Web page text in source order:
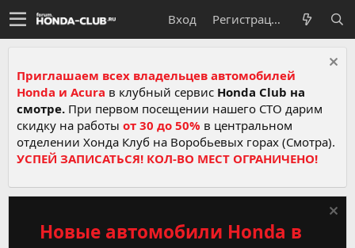
Вход Регистрация
Приглашаем всех владельцев автомобилей
Honda и Acura в клубный сервис Honda Club на
смотре. При первом посещении нашего СТО дарим
скидку на работы от 30 до 50% в центральном
отделении Хонда Клуб на Воробьевых горах (Смотра).
УСПЕЙ ЗАПИСАТЬСЯ! КОЛ-ВО МЕСТ ОГРАНИЧЕНО!
Новые автомобили Honda в